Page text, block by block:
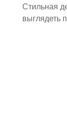
Стильная
выглядеть